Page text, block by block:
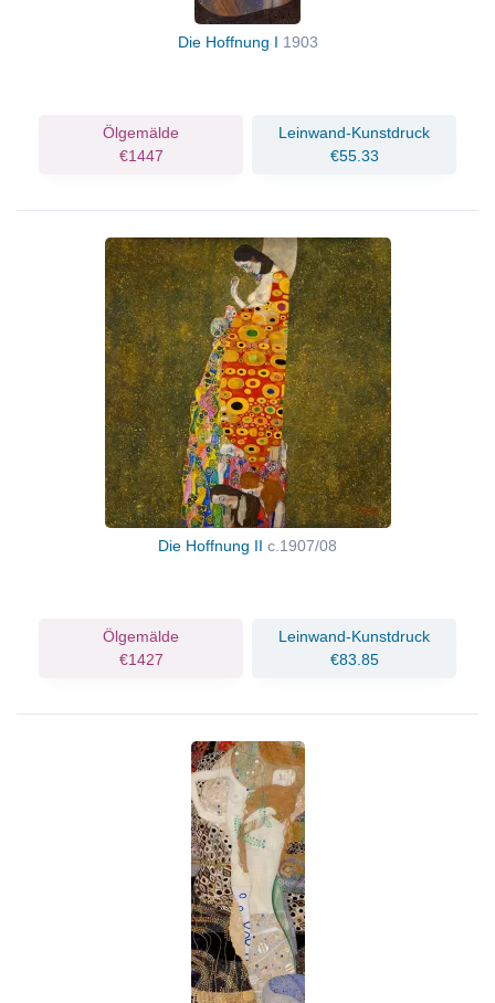
Die Hoffnung I 1903
Ölgemälde
€1447
Leinwand-Kunstdruck
€55.33
Die Hoffnung II c.1907/08
Ölgemälde
€1427
Leinwand-Kunstdruck
€83.85